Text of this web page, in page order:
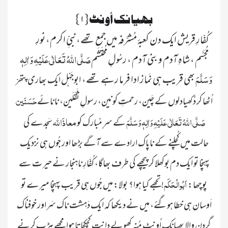
{۱} بھیانک اُونٹ
کُفّارِ قریش ایک دن کعبۂ مُشرَّفہ میں جمع تھے،نبیِّ اکرم، نورِ
مُجَسَّم ، شاہِ آدم و بنی آدم ، رسُولِ مُحتَشَمصَلَّی اللہُ تَعَالٰی عَلَیْہِ وَاٰلِہٖ
وَسَلَّمَبھی قریب ہی نَماز ادا فرما رہے تھے،ابوجَہْل ایک بھاری پتھّر
اُٹھا کر دُکھیادلوں کے چَین، رحمتِ کونین، رسولِ ثَقَلَین، نانائےحَسَنَین
صَلَّی اللہُ تَعَالٰی عَلَیْہِ وَاٰلِہٖ وَسَلَّمَکے سرِ مُبارک کومعاذَاللّٰہسَجدے کی
حالت میں کُچلنے کے ناپاک ارادے سے آگے بڑھا اور جُوں ہی نزدیک
پہنچا تو ایک دم بوکھلا کر پیچھے کی طرف بھاگا، کُفّارِ ناہنجار نے حیر ت سے
پوچھا:اَبُوالْحَکَم! تجھے کیا ہوا؟ بولا: میں جُوں ہی قریب پہنچا میرے تو
اَوسان ہی خطا ہوگئے، میں نے دیکھا کہ ایک دَہشت ناک سَراور خوفناک